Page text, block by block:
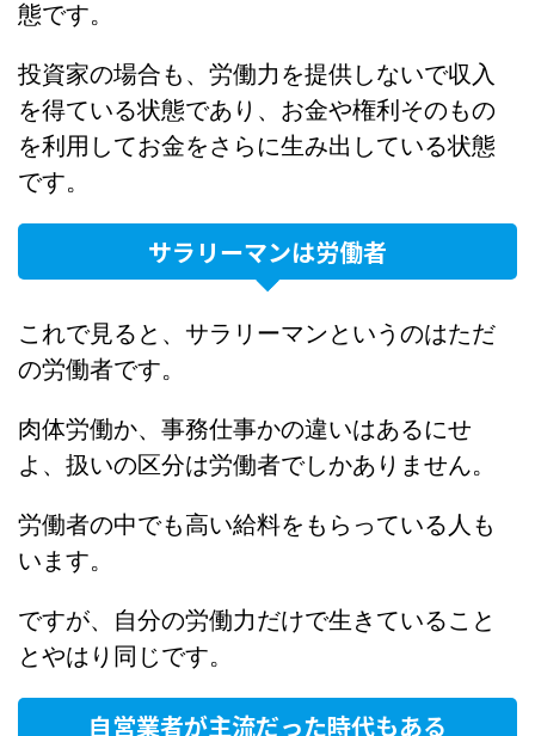
態です。
投資家の場合も、労働力を提供しないで収入
を得ている状態であり、お金や権利そのもの
を利用してお金をさらに生み出している状態
です。
サラリーマンは労働者
これで見ると、サラリーマンというのはただ
の労働者です。
肉体労働か、事務仕事かの違いはあるにせ
よ、扱いの区分は労働者でしかありません。
労働者の中でも高い給料をもらっている人も
います。
ですが、自分の労働力だけで生きていること
とやはり同じです。
自営業者が主流だった時代もある